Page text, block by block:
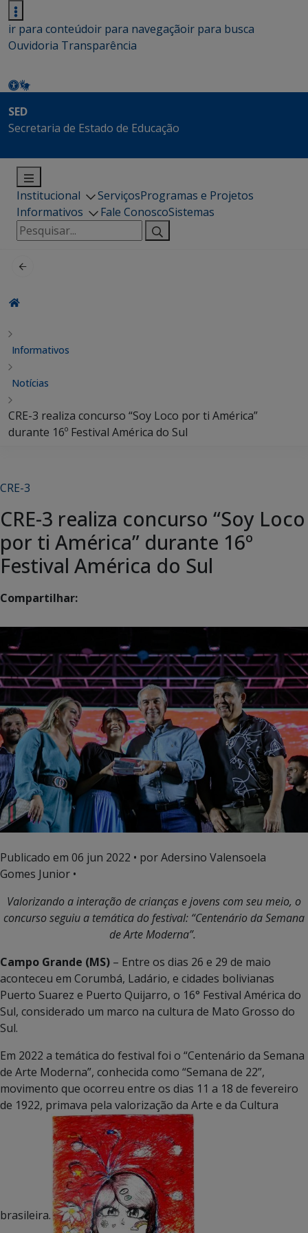
ir para conteúdoir para navegaçãoir para busca
Ouvidoria Transparência
SED
Secretaria de Estado de Educação
Institucional ServiçosProgramas e Projetos
Informativos
Fale ConoscoSistemas
Pesquisar
por:
Informativos
Notícias
CRE-3 realiza concurso “Soy Loco por ti América”
durante 16º Festival América do Sul
CRE-3
CRE-3 realiza concurso “Soy Loco
por ti América” durante 16º
Festival América do Sul
Compartilhar:
Publicado em 06 jun 2022 • por Adersino Valensoela
Gomes Junior •
Valorizando a interação de crianças e jovens com seu meio, o
concurso seguiu a temática do festival: “Centenário da Semana
de Arte Moderna”.
Campo Grande (MS) – Entre os dias 26 e 29 de maio
aconteceu em Corumbá, Ladário, e cidades bolivianas
Puerto Suarez e Puerto Quijarro, o 16° Festival América do
Sul, considerado um marco na cultura de Mato Grosso do
Sul.
Em 2022 a temática do festival foi o “Centenário da Semana
de Arte Moderna”, conhecida como “Semana de 22”,
movimento que ocorreu entre os dias 11 a 18 de fevereiro
de 1922, primava pela valorização da Arte e da Cultura
brasileira.